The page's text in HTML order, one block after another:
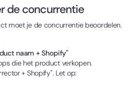
de concurrentie
moet je de concurrentie beoordelen.
naam + Shopify"
die het product verkopen.
+ Shopify". Let op: